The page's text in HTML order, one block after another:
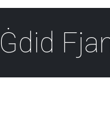
Ġdid